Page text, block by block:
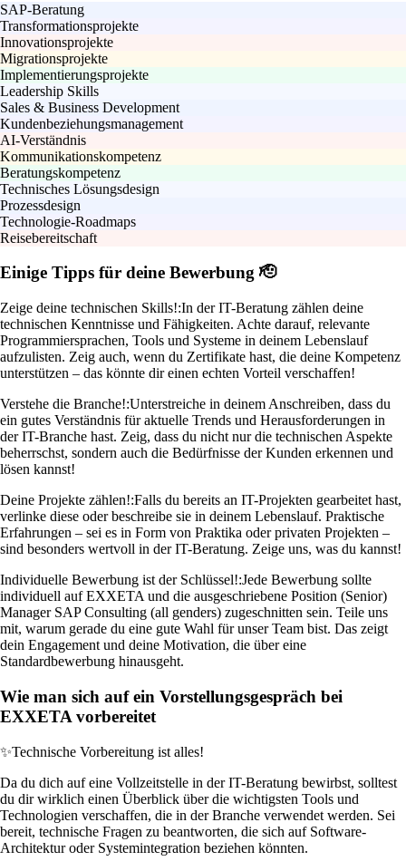
SAP-Beratung
Transformationsprojekte
Innovationsprojekte
Migrationsprojekte
Implementierungsprojekte
Leadership Skills
Sales & Business Development
Kundenbeziehungsmanagement
AI-Verständnis
Kommunikationskompetenz
Beratungskompetenz
Technisches Lösungsdesign
Prozessdesign
Technologie-Roadmaps
Reisebereitschaft
Einige Tipps für deine Bewerbung 🫡
Zeige deine technischen Skills!:In der IT-Beratung zählen deine
technischen Kenntnisse und Fähigkeiten. Achte darauf, relevante
Programmiersprachen, Tools und Systeme in deinem Lebenslauf
aufzulisten. Zeig auch, wenn du Zertifikate hast, die deine Kompetenz
unterstützen – das könnte dir einen echten Vorteil verschaffen!
Verstehe die Branche!:Unterstreiche in deinem Anschreiben, dass du
ein gutes Verständnis für aktuelle Trends und Herausforderungen in
der IT-Branche hast. Zeig, dass du nicht nur die technischen Aspekte
beherrschst, sondern auch die Bedürfnisse der Kunden erkennen und
lösen kannst!
Deine Projekte zählen!:Falls du bereits an IT-Projekten gearbeitet hast,
verlinke diese oder beschreibe sie in deinem Lebenslauf. Praktische
Erfahrungen – sei es in Form von Praktika oder privaten Projekten –
sind besonders wertvoll in der IT-Beratung. Zeige uns, was du kannst!
Individuelle Bewerbung ist der Schlüssel!:Jede Bewerbung sollte
individuell auf EXXETA und die ausgeschriebene Position (Senior)
Manager SAP Consulting (all genders) zugeschnitten sein. Teile uns
mit, warum gerade du eine gute Wahl für unser Team bist. Das zeigt
dein Engagement und deine Motivation, die über eine
Standardbewerbung hinausgeht.
Wie man sich auf ein Vorstellungsgespräch bei
EXXETA vorbereitet
✨Technische Vorbereitung ist alles!
Da du dich auf eine Vollzeitstelle in der IT-Beratung bewirbst, solltest
du dir wirklich einen Überblick über die wichtigsten Tools und
Technologien verschaffen, die in der Branche verwendet werden. Sei
bereit, technische Fragen zu beantworten, die sich auf Software-
Architektur oder Systemintegration beziehen könnten.